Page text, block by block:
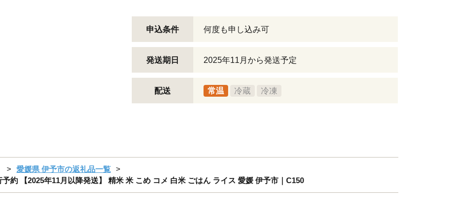
申込条件 何度も申し込み可
発送期日 2025年11月から発送予定
配送 常温 冷蔵 冷凍
愛媛県 伊予市の返礼品一覧
約 【2025年11月以降発送】 精米 米 こめ コメ 白米 ごはん ライス 愛媛 伊予市｜C150